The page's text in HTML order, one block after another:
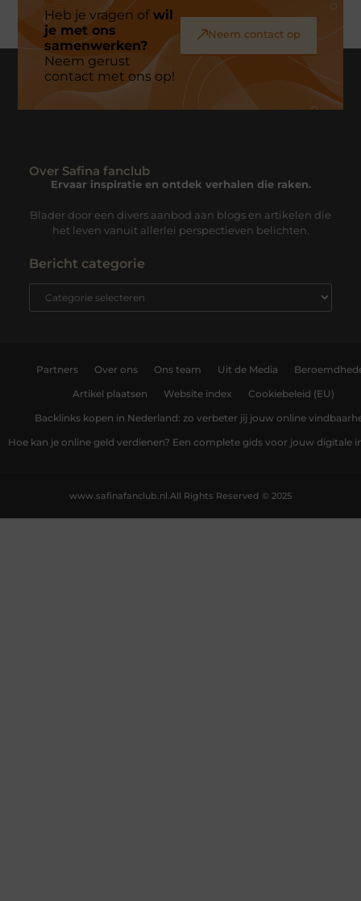
Heb je vragen ofwil
je met ons
samenwerken?
Neem gerust
contact met ons op!
Neem contact op
Over Safina fanclub
Ervaar inspiratie en ontdek verhalen die raken.
Blader door een divers aanbod aan blogs en artikelen die
het leven vanuit allerlei perspectieven belichten.
Bericht categorie
Partners Over ons Ons team Uit de Media
Artikel plaatsen Website index Cookiebeleid (EU)
Backlinks kopen in Nederland: zo verbeter jij jouw online
Hoe kan je online geld verdienen? Een complete gids voor jouw digitale
All Rights Reserved © 2025
www.safinafanclub.nl.